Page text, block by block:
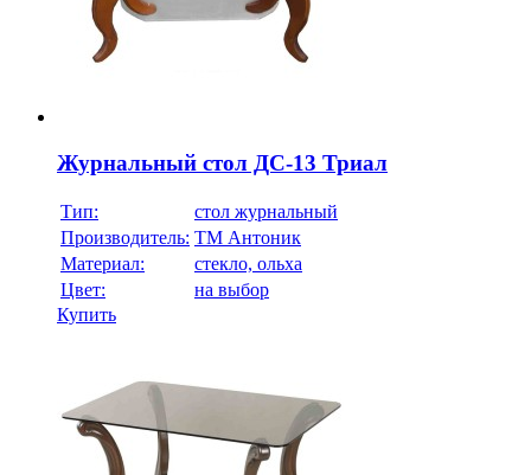
Журнальный стол ДС-13 Триал
Тип:
стол журнальный
Производитель: ТМ Антоник
Материал:
стекло, ольха
Цвет:
на выбор
Купить